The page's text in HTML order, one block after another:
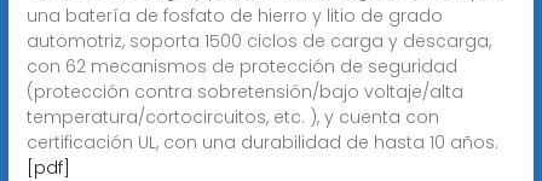
una batería de fosfato de hierro y litio de grado
automotriz, soporta 1500 ciclos de carga y descarga,
con 62 mecanismos de protección de seguridad
(protección contra sobretensión/bajo voltaje/alta
temperatura/cortocircuitos, etc. ), y cuenta con
certificación UL, con una durabilidad de hasta 10 años.
[pdf]